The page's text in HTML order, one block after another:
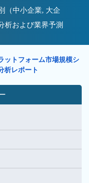
（中小企業, 大企
析および業界予測
ットフォーム市場規模シ
析レポート